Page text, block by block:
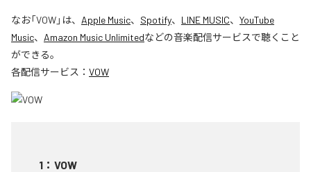
なお「VOW」は、 Apple Music、 Spotify、 LINE MUSIC、 YouTube
Music、 Amazon Music Unlimitedなどの音楽配信サービスで聴くこと
ができる。
各配信サービス： VOW
1 ： VOW